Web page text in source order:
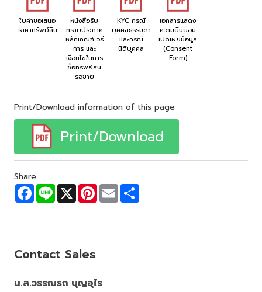
ใบคำขอเสนอ
ราคาทรัพย์สิน
หนังสือรับ
ทราบประกาศ
หลักเกณฑ์ วิธี
การ และ
เงื่อนไขในการ
ซื้อทรัพย์สิน
รอขาย
KYC กรณี
บุคคลธรรมดา
และกรณี
นิติบุคคล
เอกสารแสดง
ความยินยอม
เปิดเผยข้อมูล
(Consent
Form)
Print/Download information of this page
Print/Download
Share
F
a
c
k
L
n
X P
n
E
m
a
Contact Sales
น.ส.วรรณรถ บุญอุไร